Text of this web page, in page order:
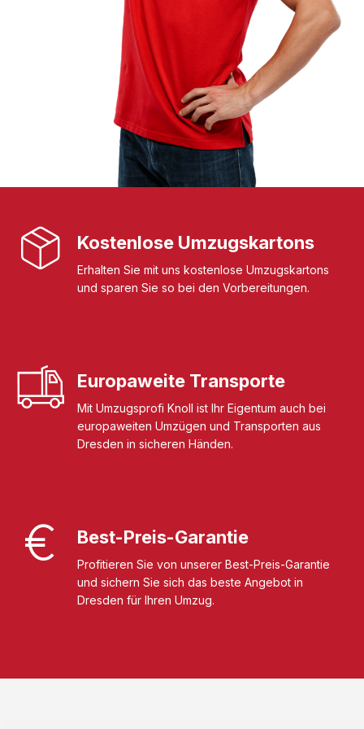
Kostenlose Umzugskartons
Erhalten Sie mit uns kostenlose Umzugskartons
und sparen Sie so bei den Vorbereitungen.
Europaweite Transporte
Mit Umzugsprofi Knoll ist Ihr Eigentum auch bei
europaweiten Umzügen und Transporten aus
Dresden in sicheren Händen.
Best-Preis-Garantie
Profitieren Sie von unserer Best-Preis-Garantie
und sichern Sie sich das beste Angebot in
Dresden für Ihren Umzug.